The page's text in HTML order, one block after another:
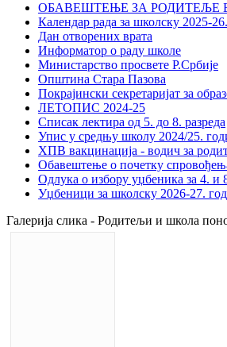
ОБАВЕШТЕЊЕ ЗА РОДИТЕЉЕ
Календар рада за школску 2025-
Дан отворених врата
Информатор о раду школе
Министарство просвете Р.Србије
Општина Стара Пазова
Покрајински секретаријат за
ЛЕТОПИС 2024-25
Списак лектира од 5. до 8. разреда
Упис у средњу школу 2024/25.
ХПВ вакцинација - водич за
Обавештење о почетку
Одлука о избору уџбеника за 4. и
Уџбеници за школску 2026-27.
Галерија слика - Родитељи и школа